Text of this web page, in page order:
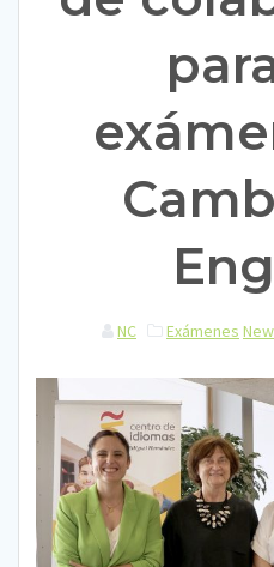
NC Exámenes